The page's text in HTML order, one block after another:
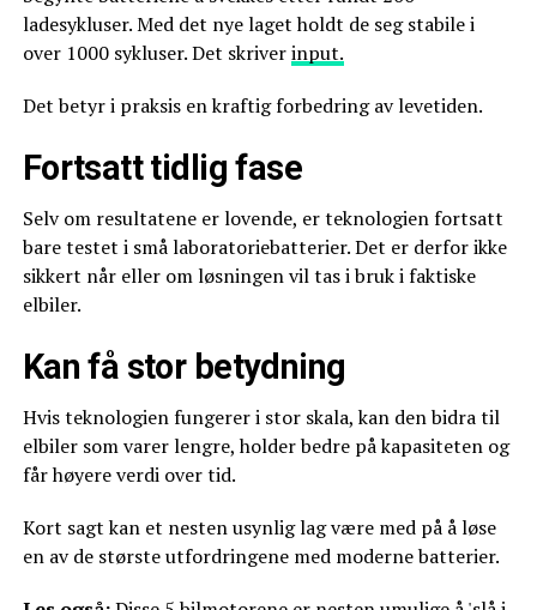
ladesykluser. Med det nye laget holdt de seg stabile i
over 1000 sykluser. Det skriverinput.
Det betyr i praksis en kraftig forbedring av levetiden.
Fortsatt tidlig fase
Selv om resultatene er lovende, er teknologien fortsatt
bare testet i små laboratoriebatterier. Det er derfor ikke
sikkert når eller om løsningen vil tas i bruk i faktiske
elbiler.
Kan få stor betydning
Hvis teknologien fungerer i stor skala, kan den bidra til
elbiler som varer lengre, holder bedre på kapasiteten og
får høyere verdi over tid.
Kort sagt kan et nesten usynlig lag være med på å løse
en av de største utfordringene med moderne batterier.